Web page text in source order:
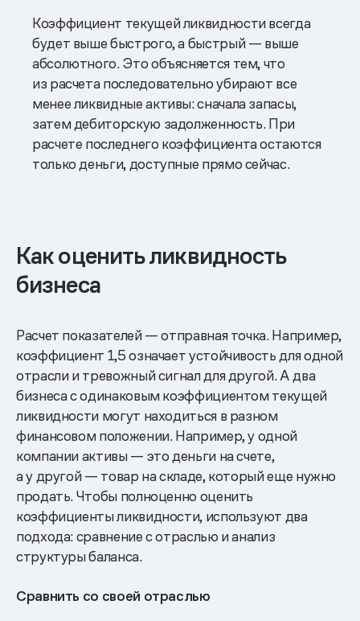
Коэффициент текущей ликвидности всегда
будет выше быстрого, а быстрый — выше
абсолютного. Это объясняется тем, что
из расчета последовательно убирают все
менее ликвидные активы: сначала запасы,
затем дебиторскую задолженность. При
расчете последнего коэффициента остаются
только деньги, доступные прямо сейчас.
Как оценить ликвидность
бизнеса
Расчет показателей — отправная точка. Например,
коэффициент 1,5 означает устойчивость для одной
отрасли и тревожный сигнал для другой. А два
бизнеса с одинаковым коэффициентом текущей
ликвидности могут находиться в разном
финансовом положении. Например, у одной
компании активы — это деньги на счете,
а у другой — товар на складе, который еще нужно
продать. Чтобы полноценно оценить
коэффициенты ликвидности, используют два
подхода: сравнение с отраслью и анализ
структуры баланса.
Сравнить со своей отраслью